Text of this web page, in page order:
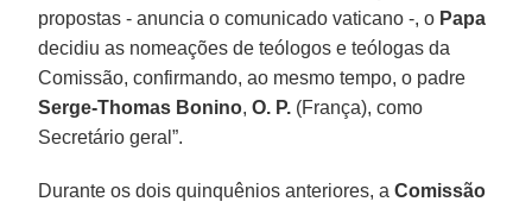
propostas - anuncia o comunicado vaticano -, o Papa
decidiu as nomeações de teólogos e teólogas da
Comissão, confirmando, ao mesmo tempo, o padre
Serge-Thomas Bonino,O. P. (França), como
Secretário geral”.
Durante os dois quinquênios anteriores, aComissão